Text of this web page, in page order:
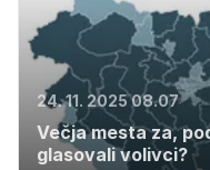
24. 11. 2025 08.07
Večja mesta za,
glasovali volivci?